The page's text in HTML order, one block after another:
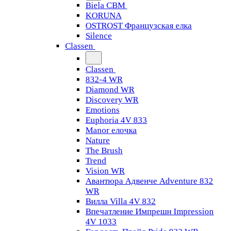
Biela CBM
KORUNA
OSTROST Французская елка
Silence
Classen
Classen
832-4 WR
Diamond WR
Discovery WR
Emotions
Euphoria 4V 833
Manor елочка
Nature
The Brush
Trend
Vision WR
Авантюра Адвенче Adventure 832
WR
Вилла Villa 4V 832
Впечатление Импрешн Impression
4V 1033